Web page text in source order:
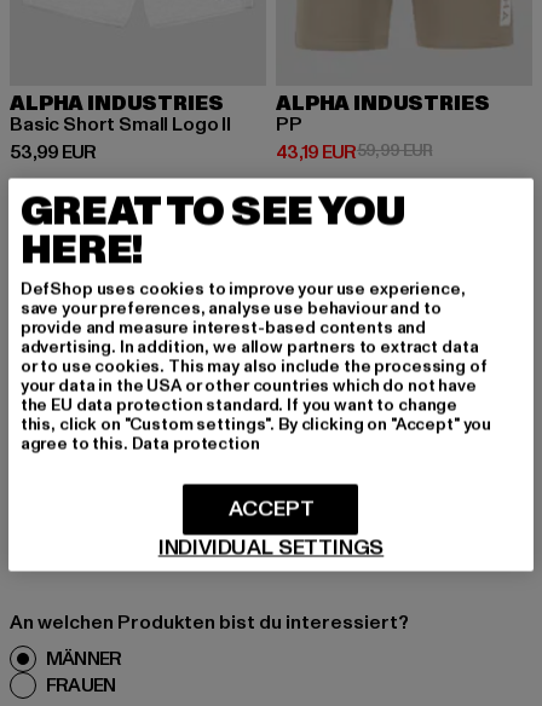
ALPHA INDUSTRIES
Basic Short Small Logo II
53,99 EUR
Derzeitiger Preis: 53,99 EUR
ALPHA INDUSTRIES
PP
43,19 EUR
Derzeitiger Preis: 43,19 EUR
59,99 EURAktionspreis:
MELDE DICH AN, UM
INSPIRIERT ZU BLEI
BEN!
Melde dich hier für unseren Newsletter an und
erhalte künftig Informationen über aktuelle Tre
nds, Angebote und Gutscheine von DefShop p
An welchen Produkten bist du interessiert?
MÄNNER
FRAUEN
GREAT TO SEE YOU
HERE!
DefShop uses cookies to improve your use experience,
save your preferences, analyse use behaviour and to
provide and measure interest-based contents and
advertising. In addition, we allow partners to extract data
or to use cookies. This may also include the processing of
your data in the USA or other countries which do not have
the EU data protection standard. If you want to change
this, click on "Custom settings". By clicking on "Accept" you
agree to this. Data protection
INDIVIDUAL SETTINGS
ACCEPT